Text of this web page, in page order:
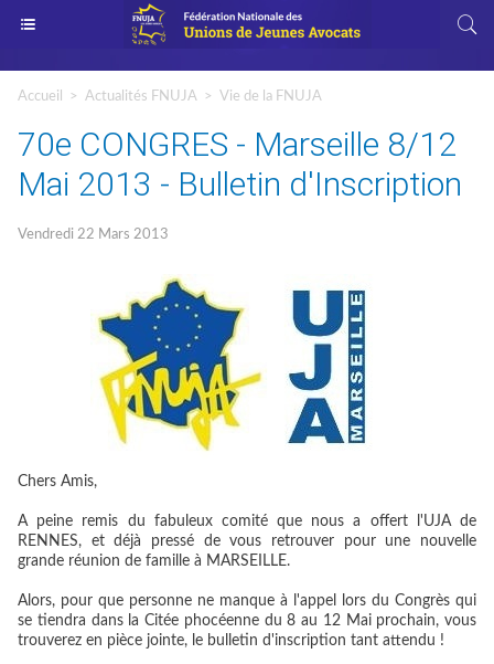
Accueil > Actualités FNUJA > Vie de la FNUJA
70e CONGRES - Marseille 8/12
Mai 2013 - Bulletin d'Inscription
Vendredi 22 Mars 2013
Chers Amis,
A peine remis du fabuleux comité que nous a offert l'UJA de
RENNES, et déjà pressé de vous retrouver pour une nouvelle
grande réunion de famille à MARSEILLE.
Alors, pour que personne ne manque à l'appel lors du Congrès qui
se tiendra dans la Citée phocéenne du 8 au 12 Mai prochain, vous
trouverez en pièce jointe, le bulletin d'inscription tant attendu !